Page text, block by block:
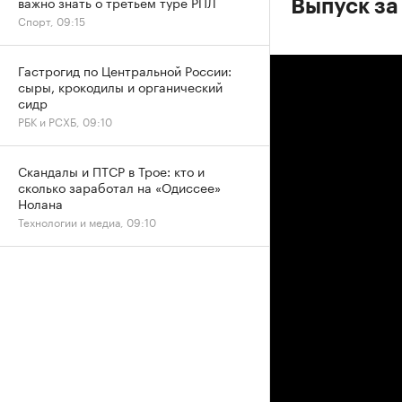
Выпуск
Спорт, 09:15
Гастрогид по Центральной России:
сыры, крокодилы и органический
сидр
РБК и РСХБ, 09:10
Скандалы и ПТСР в Трое: кто и
сколько заработал на «Одиссее»
Нолана
Технологии и медиа, 09:10